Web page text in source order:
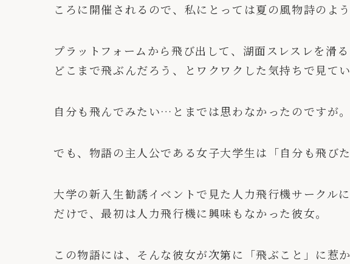
ころに開催されるので、私にとっては夏の風物詩のよう
プラットフォームから飛び出して、湖面スレスレを滑
どこまで飛ぶんだろう、とワクワクした気持ちで見て
自分も飛んでみたい…とまでは思わなかったのですが。
でも、物語の主人公である女子大学生は「自分も飛び
大学の新入生勧誘イベントで見た人力飛行機サークル
だけで、最初は人力飛行機に興味もなかった彼女。
この物語には、そんな彼女が次第に「飛ぶこと」に惹